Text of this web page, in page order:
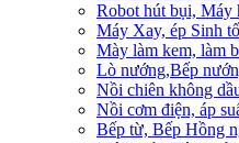
Robot hút bụi, Máy
Máy Xay, ép Sinh tố
Mày làm kem, làm
Lò nướng,Bếp
Nồi chiên không
Nồi cơm điện, áp
Bếp từ, Bếp Hồng